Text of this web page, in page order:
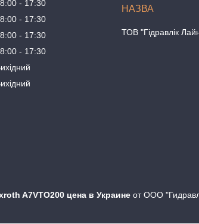
17:30
17:30
17:30
17:30
ТОВ "Гідравлік
A7VTO200 цена в Украине от ООО